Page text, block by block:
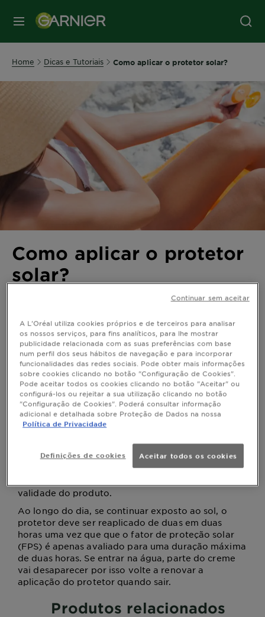
MENU
Home Dicas e Tutoriais Como aplicar o protetor solar?
Como aplicar o protetor
solar?
Poucas vezes pensamos na aplicação do protetor
solar sem ser quando vamos à praia e à piscina,
contudo é um passo essencial na rotina diária.
Como aplicar o protetor solar?
O protetor solar deve ser sempre aplicado antes de
sair de casa para que a pele tenha tempo de o
aplicar o protetor, faço-o em quantidade suficiente
para que a pele fique com aspecto hidratado, não
esquecendo as zonas mais sensíveis – nariz, nuca,
validade do produto.
Ao longo do dia, se continuar exposto ao sol, o
protetor deve ser reaplicado de duas em duas
horas uma vez que que o fator de proteção solar
(FPS) é apenas avaliado para uma duração máxima
de duas horas. Se entrar na água, parte do creme
vai desaparecer por isso volte a renovar a
aplicação do protetor quando sair.
Produtos relacionados
A L'Oréal utiliza cookies próprios e de terceiros para analisar
os nossos serviços, para fins analíticos, para lhe mostrar
publicidade relacionada com as suas preferências com base
num perfil dos seus hábitos de navegação e para incorporar
funcionalidades das redes sociais. Pode obter mais informações
sobre cookies clicando no botão "Configuração de Cookies".
Pode aceitar todos os cookies clicando no botão "Aceitar" ou
configurá-los ou rejeitar a sua utilização clicando no botão
"Configuração de Cookies". Poderá consultar informação
adicional e detalhada sobre Proteção de Dados na nossa
Política de Privacidade
Definições de cookies Aceitar todos os cookies
Continuar sem aceitar